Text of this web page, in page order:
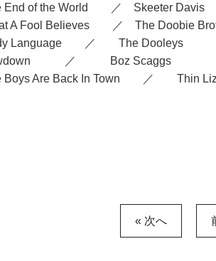
End of the World ／ Skeeter Davis
A Fool Believes ／ The Doobie
Language ／ The Dooleys
／ Boz Scaggs
Boys Are Back In Town ／ Thin
« 次へ